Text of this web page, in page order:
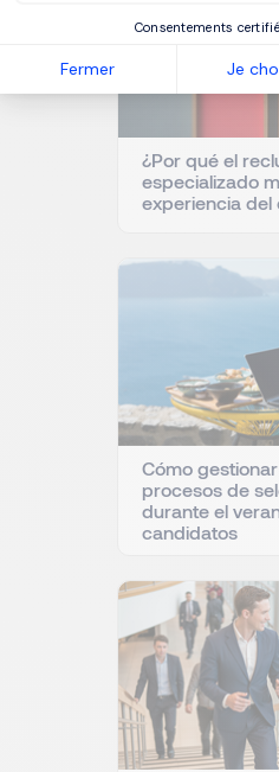
Consentements
Fermer Je
¿Por qué el
especializado
experiencia del
Cómo
procesos de
durante el
candidatos